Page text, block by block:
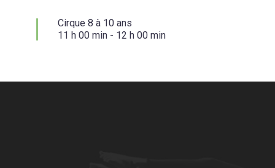
Cirque 8 à 10 ans
11 h 00 min - 12 h 00 min